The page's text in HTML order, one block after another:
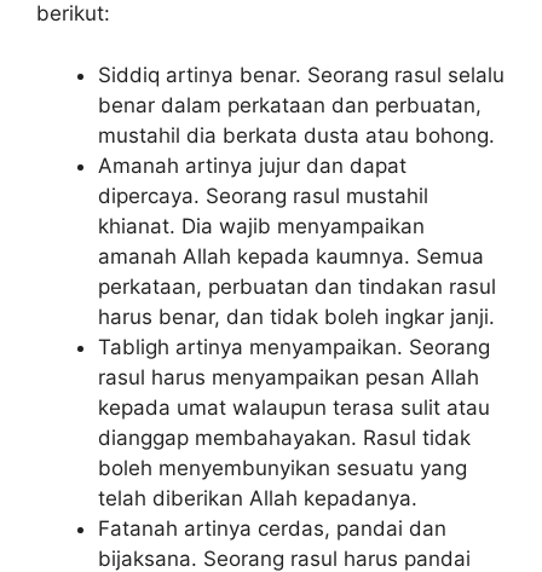
berikut:
Siddiq artinya benar. Seorang rasul selalu
benar dalam perkataan dan perbuatan,
mustahil dia berkata dusta atau bohong.
Amanah artinya jujur dan dapat
dipercaya. Seorang rasul mustahil
khianat. Dia wajib menyampaikan
amanah Allah kepada kaumnya. Semua
perkataan, perbuatan dan tindakan rasul
harus benar, dan tidak boleh ingkar janji.
Tabligh artinya menyampaikan. Seorang
rasul harus menyampaikan pesan Allah
kepada umat walaupun terasa sulit atau
dianggap membahayakan. Rasul tidak
boleh menyembunyikan sesuatu yang
telah diberikan Allah kepadanya.
Fatanah artinya cerdas, pandai dan
bijaksana. Seorang rasul harus pandai